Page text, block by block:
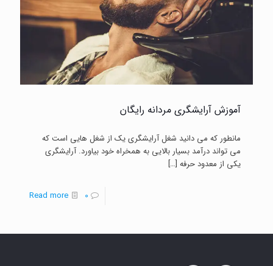
آموزش آرایشگری مردانه رایگان
مانطور که می دانید شغل آرایشگری یک از شغل هایی است که
می تواند درآمد بسیار بالایی به همخراه خود بیاورد. آرایشگری
یکی از معدود حرفه‌ […]
0
Read more
-